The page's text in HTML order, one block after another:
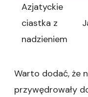
Azjatyckie
ciastka z
nadzieniem
Warto dodać, że
przywędrowały